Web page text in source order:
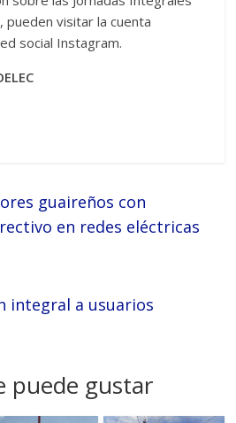
pueden visitar la cuenta
social Instagram.
guaireños con
en redes eléctricas
integral a usuarios
puede gustar